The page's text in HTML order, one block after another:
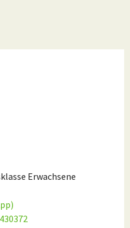
Erwachsene